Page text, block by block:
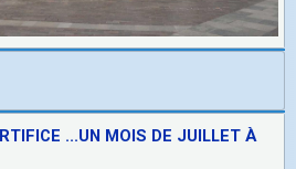
...UN MOIS DE JUILLET À